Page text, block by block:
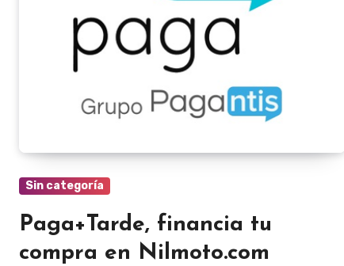
Sin categoría
Paga+Tarde, financia tu
compra en Nilmoto.com